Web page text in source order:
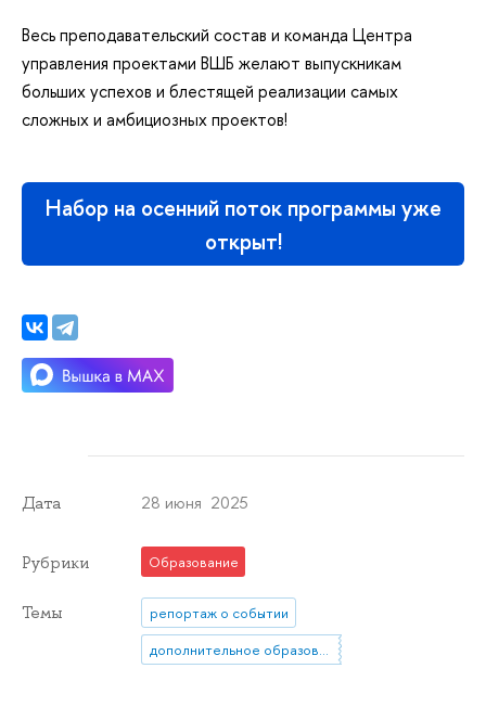
Весь преподавательский состав и команда Центра
управления проектами ВШБ желают выпускникам
больших успехов и блестящей реализации самых
сложных и амбициозных проектов!
Набор на осенний поток программы уже
открыт!
Дата 28 июня 2025
Рубрики Образование
Темы
репортаж о событии
дополнительное образование